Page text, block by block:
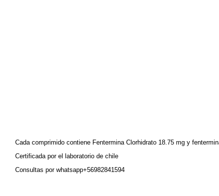
Cada comprimido contiene Fentermina Clorhidrato 18.75 mg y
Certificada por el laboratorio de chile
Consultas por whatsapp+56982841594